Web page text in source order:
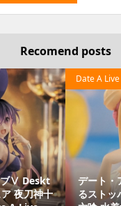
Recomend posts
ブⅤ Deskt
夜刀神十
デート・
るストッ
Date A Live